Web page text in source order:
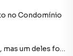
no Condomínio